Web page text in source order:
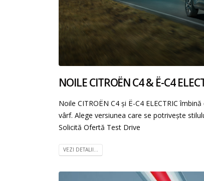
NOILE CITROËN C4 & Ë-C4
Noile CITROËN C4 și Ë-C4 ELECTRIC
vârf. Alege versiunea care se potrivește
Solicită Ofertă Test Drive
VEZI DETALII...